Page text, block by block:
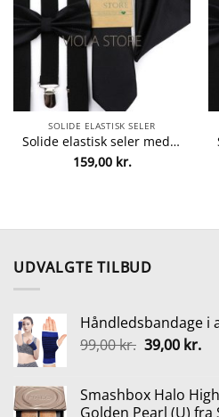
SOLIDE ELASTISK SELER
Solide elastisk seler med tilhørende Slips, Butterfly + Lommeklud
159,00 kr.
UDVALGTE TILBUD
Håndledsbandage i
99,00kr. Den
var:
39,00 kr.Den
er:
Smashbox Halo
Golden Pearl (U) fra